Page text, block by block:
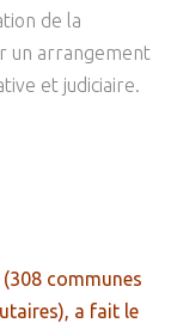
de la
un arrangement
et judiciaire.
communes
a fait le